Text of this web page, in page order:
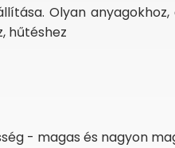
Olyan
hűtéshez
- magas és nagyon